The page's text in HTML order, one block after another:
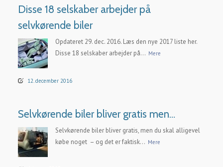
Disse 18 selskaber arbejder på
selvkørende biler
Opdateret 29. dec. 2016. Læs den nye 2017 liste her.
Disse 18 selskaber arbejder på... Mere
12. december 2016
Selvkørende biler bliver gratis men…
Selvkørende biler bliver gratis, men du skal alligevel
købe noget – og det er faktisk... Mere